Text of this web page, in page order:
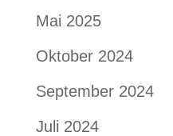
Mai 2025
Oktober 2024
September 2024
Juli 2024